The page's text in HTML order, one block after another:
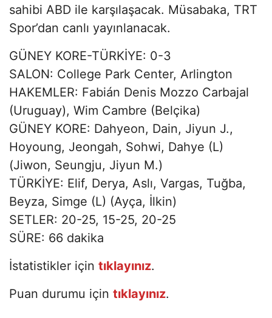
sahibi ABD ile karşılaşacak. Müsabaka, TRT
Spor’dan canlı yayınlanacak.
GÜNEY KORE-TÜRKİYE: 0-3
SALON: College Park Center, Arlington
HAKEMLER: Fabián Denis Mozzo Carbajal
(Uruguay), Wim Cambre (Belçika)
GÜNEY KORE: Dahyeon, Dain, Jiyun J.,
Hoyoung, Jeongah, Sohwi, Dahye (L)
(Jiwon, Seungju, Jiyun M.)
TÜRKİYE: Elif, Derya, Aslı, Vargas, Tuğba,
Beyza, Simge (L) (Ayça, İlkin)
SETLER: 20-25, 15-25, 20-25
SÜRE: 66 dakika
İstatistikler için tıklayınız.
Puan durumu için tıklayınız.